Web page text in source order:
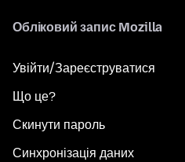
Обліковий запис Mozilla
Увійти/Зареєструватися
Що це?
Скинути пароль
Синхронізація даних